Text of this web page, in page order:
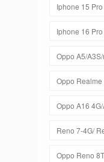
Iphone 15 Pro
Iphone 16
Oppo A5/
Oppo Realme
Oppo A16
Reno 7-4G/
Oppo Reno